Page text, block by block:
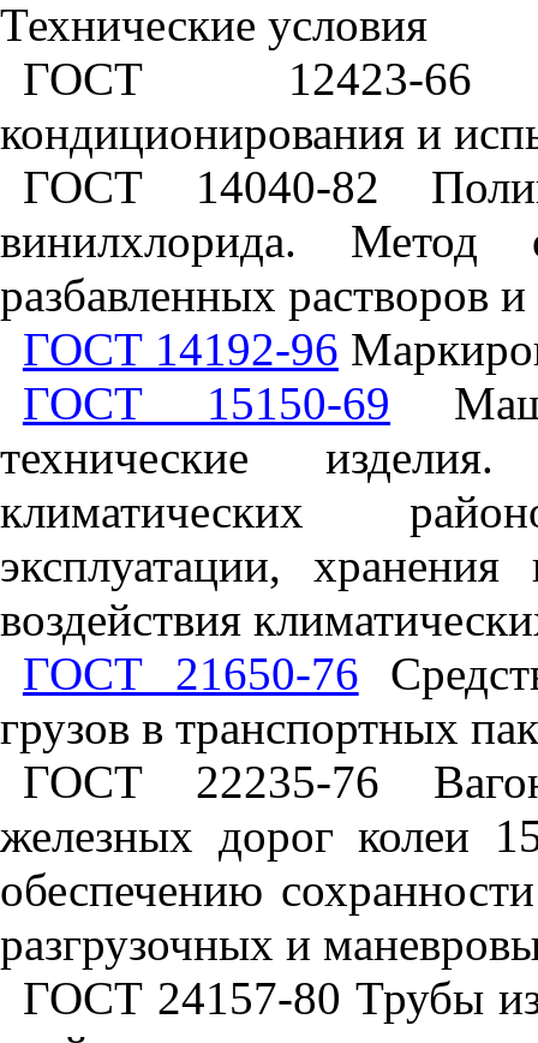
Технические условия
ГОСТ 12423-66
кондиционирования и
ГОСТ 14040-82
винилхлорида. Метод
разбавленных растворов
ГОСТ 14192-96
ГОСТ 15150-69
технические
климатических
эксплуатации,
воздействия
ГОСТ 21650-76
грузов в транспортных
ГОСТ 22235-76
железных дорог колеи
обеспечению
разгрузочных и
ГОСТ 24157-80 Трубы из